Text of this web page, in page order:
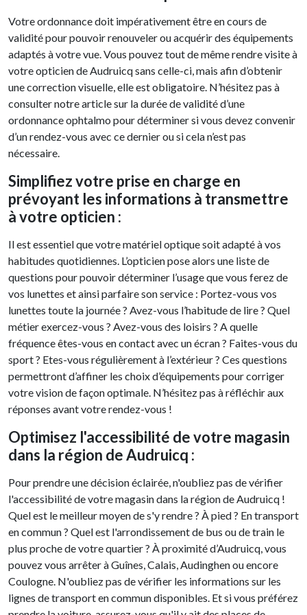
Votre ordonnance doit impérativement être en cours de
validité pour pouvoir renouveler ou acquérir des équipements
adaptés à votre vue. Vous pouvez tout de même rendre visite à
votre opticien de Audruicq sans celle-ci, mais afin d’obtenir
une correction visuelle, elle est obligatoire. N’hésitez pas à
consulter notre article sur la durée de validité d’une
ordonnance ophtalmo pour déterminer si vous devez convenir
d’un rendez-vous avec ce dernier ou si cela n’est pas
nécessaire.
Simplifiez votre prise en charge en
prévoyant les informations à transmettre
à votre opticien :
Il est essentiel que votre matériel optique soit adapté à vos
habitudes quotidiennes. L’opticien pose alors une liste de
questions pour pouvoir déterminer l’usage que vous ferez de
vos lunettes et ainsi parfaire son service : Portez-vous vos
lunettes toute la journée ? Avez-vous l’habitude de lire ? Quel
métier exercez-vous ? Avez-vous des loisirs ? A quelle
fréquence êtes-vous en contact avec un écran ? Faites-vous du
sport ? Etes-vous régulièrement à l’extérieur ? Ces questions
permettront d’affiner les choix d’équipements pour corriger
votre vision de façon optimale. N’hésitez pas à réfléchir aux
réponses avant votre rendez-vous !
Optimisez l'accessibilité de votre magasin
dans la région de Audruicq :
Pour prendre une décision éclairée, n'oubliez pas de vérifier
l'accessibilité de votre magasin dans la région de Audruicq !
Quel est le meilleur moyen de s'y rendre ? À pied ? En transport
en commun ? Quel est l'arrondissement de bus ou de train le
plus proche de votre quartier ? À proximité d’Audruicq, vous
pouvez vous arrêter à Guînes, Calais, Audinghen ou encore
Coulogne. N'oubliez pas de vérifier les informations sur les
lignes de transport en commun disponibles. Et si vous préférez